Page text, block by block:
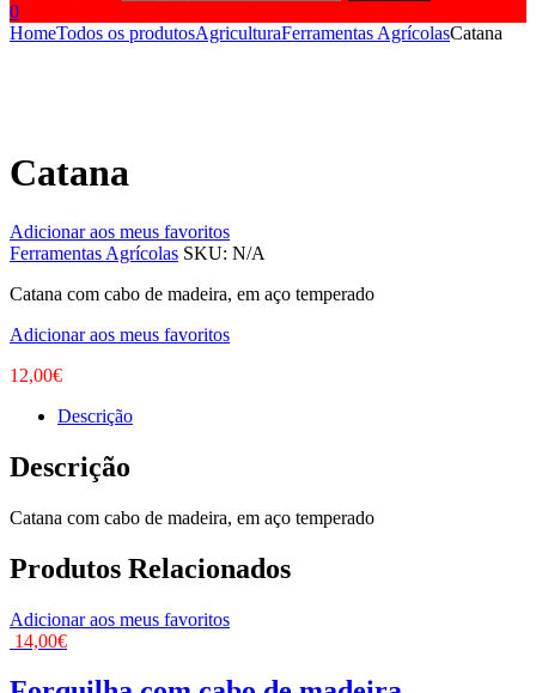
0
HomeTodos os produtosAgriculturaFerramentas AgrícolasCatana
Catana
Adicionar aos meus favoritos
Ferramentas Agrícolas SKU: N/A
Catana com cabo de madeira, em aço temperado
Adicionar aos meus favoritos
12,00€
Descrição
Descrição
Catana com cabo de madeira, em aço temperado
Produtos Relacionados
Adicionar aos meus favoritos
14,00€